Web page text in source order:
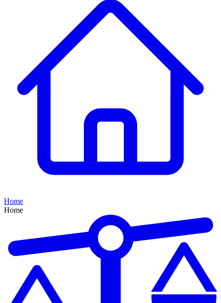
Home
Home